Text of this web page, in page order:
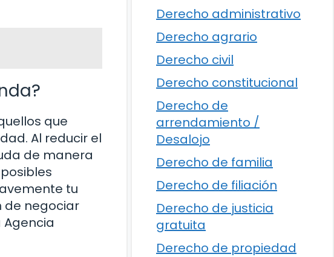
que
Al reducir el
de manera
tu
de negociar
Derecho administrativo
Derecho agrario
Derecho civil
Derecho constitucional
Derecho de
arrendamiento /
Desalojo
Derecho de familia
Derecho de filiación
Derecho de justicia
gratuita
Derecho de propiedad